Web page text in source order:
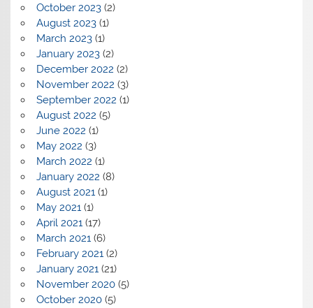
October 2023(2)
August 2023(1)
March 2023(1)
January 2023(2)
December 2022 (2)
November 2022 (3)
September 2022 (1)
August 2022 (5)
June 2022 (1)
May 2022 (3)
March 2022 (1)
January 2022 (8)
August 2021(1)
May 2021(1)
April 2021(17)
March 2021(6)
February 2021(2)
January 2021(21)
November 2020(5)
October 2020(5)